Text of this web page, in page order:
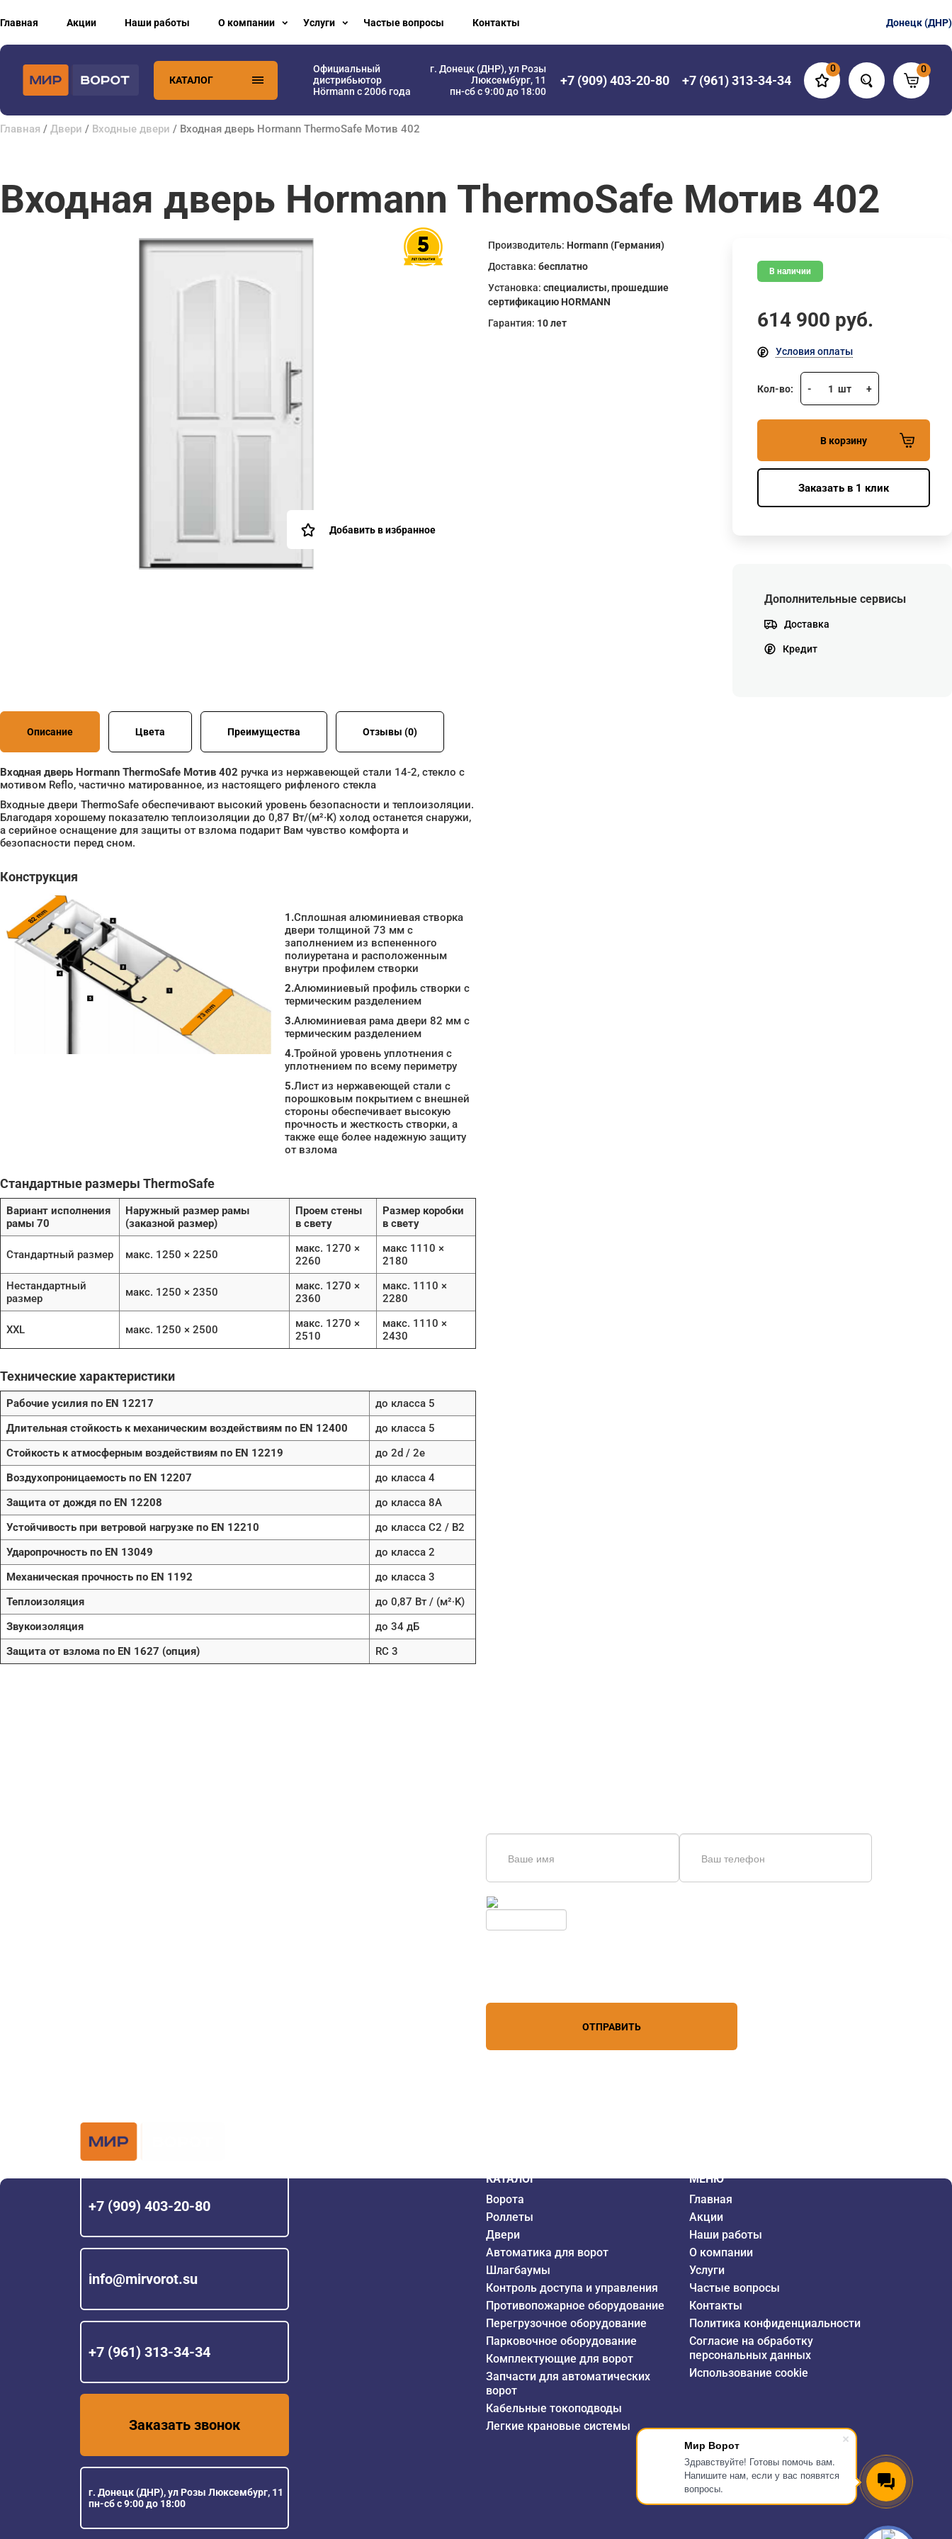
Мир Ворот
Здравствуйте! Готовы помочь вам.
Напишите нам, если у вас появятся
вопросы.
Главная Акции Наши работы О компании Услуги Частые вопросы Контакты Донецк (ДНР)
КАТАЛОГ
Официальный
дистрибьютор
Hörmann с 2006 года
г. Донецк (ДНР), ул Розы
Люксембург, 11
пн-сб с 9:00 до 18:00
+7 (909) 403-20-80 +7 (961) 313-34-34
0 0
Главная / Двери / Входные двери / Входная дверь Hormann ThermoSafe Мотив 402
Входная дверь Hormann ThermoSafe Мотив 402
Добавить в избранное
Производитель: Hormann (Германия)
Доставка:бесплатно
Установка:специалисты, прошедшие
сертификацию HORMANN
Гарантия: 10 лет
В наличии
614 900 руб.
Условия оплаты
Кол-во: - 1 шт +
В корзину
Заказать в 1 клик
Дополнительные сервисы
Доставка
Кредит
Описание Цвета Преимущества Отзывы (0)
Входная дверь Hormann ThermoSafe Мотив 402 ручка из нержавеющей стали 14-2, стекло с
мотивом Reflo, частично матированное, из настоящего рифленого стекла
Входные двери ThermoSafe обеспечивают высокий уровень безопасности и теплоизоляции.
Благодаря хорошему показателю теплоизоляции до 0,87 Вт/(м²·K) холод останется снаружи,
а серийное оснащение для защиты от взлома подарит Вам чувство комфорта и
безопасности перед сном.
Конструкция
1.Сплошная алюминиевая створка
двери толщиной 73 мм с
заполнением из вспененного
полиуретана и расположенным
внутри профилем створки
2.Алюминиевый профиль створки с
термическим разделением
3.Алюминиевая рама двери 82 мм с
термическим разделением
4.Тройной уровень уплотнения с
уплотнением по всему периметру
5.Лист из нержавеющей стали с
порошковым покрытием с внешней
стороны обеспечивает высокую
прочность и жесткость створки, а
также еще более надежную защиту
от взлома
Стандартные размеры ThermoSafe
Вариант исполнения
рамы 70
Наружный размер рамы
(заказной размер)
Проем стены
в свету
Размер коробки
в свету
Стандартный размер макс. 1250 × 2250
макс. 1270 ×
2260
макс 1110 ×
2180
Нестандартный
размер
макс. 1250 × 2350
макс. 1270 ×
2360
макс. 1110 ×
2280
XXL макс. 1250 × 2500
макс. 1270 ×
2510
макс. 1110 ×
2430
Технические характеристики
Рабочие усилия по EN 12217
до класса 5
Длительная стойкость к механическим воздействиям по EN 12400
до класса 5
Стойкость к атмосферным воздействиям по EN 12219
до 2d / 2e
Воздухопроницаемость по EN 12207
до класса 4
Защита от дождя по EN 12208
до класса 8A
Устойчивость при ветровой нагрузке по EN 12210
до класса C2 / B2
Ударопрочность по EN 13049
до класса 2
Механическая прочность по EN 1192
до класса 3
Теплоизоляция
до 0,87 Вт / (м²∙K)
Звукоизоляция
до 34 дБ
Защита от взлома по EN 1627 (опция)
RC 3
ОТПРАВИТЬ
+7 (909) 403-20-80
info@mirvorot.su
+7 (961) 313-34-34
Заказать звонок
г. Донецк (ДНР), ул Розы Люксембург, 11
пн-сб с 9:00 до 18:00
КАТАЛОГ
Ворота
Роллеты
Двери
Автоматика для ворот
Шлагбаумы
Контроль доступа и управления
Противопожарное оборудование
Перегрузочное оборудование
Парковочное оборудование
Комплектующие для ворот
Запчасти для автоматических
ворот
Кабельные токоподводы
Легкие крановые системы
МЕНЮ
Главная
Акции
Наши работы
О компании
Услуги
Частые вопросы
Контакты
Политика конфиденциальности
Согласие на обработку
персональных данных
Использование cookie